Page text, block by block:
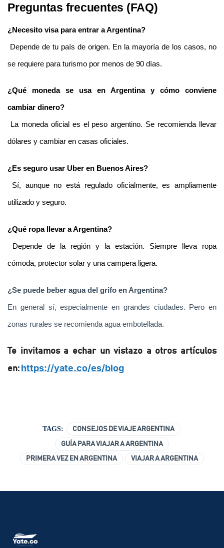
Preguntas frecuentes (FAQ)
¿Necesito visa para entrar a Argentina?
se requiere para turismo por menos de 90 días.
¿Qué moneda se usa en Argentina y cómo conviene
cambiar dinero?
dólares y cambiar en casas oficiales.
¿Es seguro usar Uber en Buenos Aires?
utilizado y seguro.
¿Qué ropa llevar a Argentina?
cómoda, protector solar y una campera ligera.
¿Se puede beber agua del grifo en Argentina?
En general sí, especialmente en grandes ciudades. Pero en
zonas rurales se recomienda agua embotellada.
Te invitamos a echar un vistazo a otros artículos
en: https://yate.co/es/blog
TAGS: CONSEJOS DE VIAJE ARGENTINA
GUÍA PARA VIAJAR A ARGENTINA
PRIMERA VEZ EN ARGENTINA VIAJAR A ARGENTINA